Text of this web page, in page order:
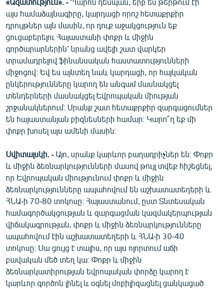
այս համաձայնագիրը, կարդացի որոշ հետաքրքիր
դրույթներ այն մասին, որ դուք աջակցություն եք
ցուցաբերելու Հայաստանի փոքր և միջին
գործարարներին՝ նրանց ավելի շատ վարկեր
տրամադրելով ֆինանսական հաստատությունների
միջոցով։ Եվ ես այնտեղ նաև կարդացի, որ հայկական
ընկերությունները կարող են անգամ մասնակցել
տենդերների մասնակցել Եվրոպական միության
շրջանակներում։ Սրանք շատ հետաքրքիր զարգացումներ
են հայաստանյան բիզնեսների համար։ Կարո՞ղ եք մի
փոքր խոսել այս ամենի մասին։
Սվիտալսկի. - Այո, սրանք կարևոր բաղադրիչներ են։ Փոքր
և միջին ձեռնարկությունների մասով թույլ տվեք հիշեցնել,
որ Եվրոպական միությունում փոքր և միջին
ձեռնարկությունները ապահովում են աշխատատեղերի և
ՀՆԱ-ի 70-80 տոկոսը։ Հայաստանում, ըստ Տնտեսական
համագործակցության և զարգացման կազմակերպության
վիճակագրության, փոքր և միջին ձեռնարկությունները
ապահովում էին աշխատատեղերի և ՀՆԱ-ի 30-40
տոկոսը։ Սա ցույց է տալիս, որ այս ոլորտում աճի
բավական մեծ տեղ կա։ Փոքր և միջին
ձեռնարկատիրության եվրոպական փորձը կարող է
կարևոր գործոն լինել և օգնել մոբիլիզացնել ցանկացած